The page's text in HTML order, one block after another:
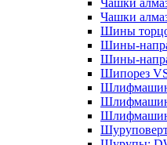
Чашки
Чашки
Шины
Шины-
Шины-
Шипорез